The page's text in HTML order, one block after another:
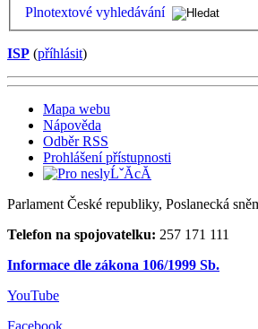
Plnotextové vyhledávání
ISP (příhlásit)
Mapa webu
Nápověda
Odběr RSS
Prohlášení přístupnosti
Parlament České republiky, Poslanecká
Telefon na spojovatelku: 257 171 111
Informace dle zákona 106/1999 Sb.
YouTube